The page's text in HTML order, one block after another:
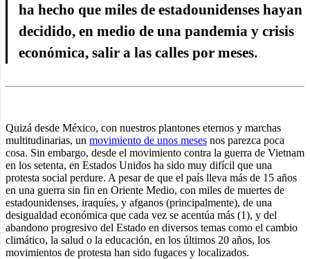
ha hecho que miles de estadounidenses hayan
decidido, en medio de una pandemia y crisis
económica, salir a las calles por meses.
Quizá desde México, con nuestros plantones eternos y marchas
multitudinarias, un movimiento de unos meses nos parezca poca
cosa. Sin embargo, desde el movimiento contra la guerra de Vietnam
en los setenta, en Estados Unidos ha sido muy difícil que una
protesta social perdure. A pesar de que el país lleva más de 15 años
en una guerra sin fin en Oriente Medio, con miles de muertes de
estadounidenses, iraquíes, y afganos (principalmente), de una
desigualdad económica que cada vez se acentúa más (1), y del
abandono progresivo del Estado en diversos temas como el cambio
climático, la salud o la educación, en los últimos 20 años, los
movimientos de protesta han sido fugaces y localizados.